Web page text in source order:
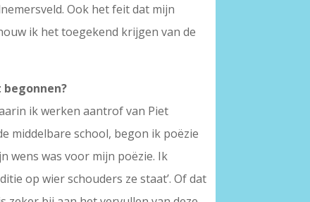
Ook het feit dat mijn
ik het toegekend krijgen van de
ik werken aantrof van Piet
middelbare school, begon ik poëzie
wens was voor mijn poëzie. Ik
op wier schouders ze staat’. Of dat